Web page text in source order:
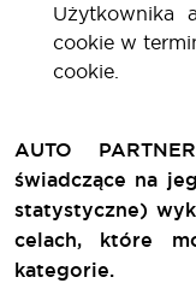
Użytkownika
cookie w
cookie.
AUTO
świadczące na
statystyczne)
celach, które
kategorie.